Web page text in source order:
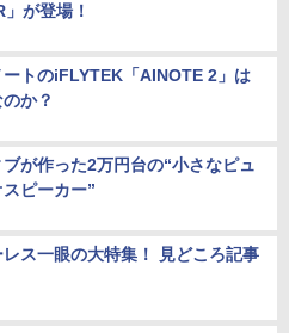
が登場！
トのiFLYTEK「AINOTE 2」は
か？
が作った2万円台の“小さなピュ
ピーカー”
レス一眼の大特集！ 見どころ記事